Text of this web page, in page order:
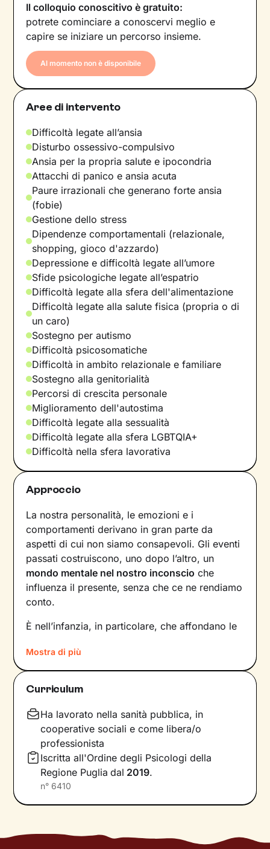
Il colloquio conoscitivo è gratuito:
potrete cominciare a conoscervi meglio e
capire se iniziare un percorso insieme.
Al momento non è disponibile
Aree di intervento
Difficoltà legate all’ansia
Disturbo ossessivo-compulsivo
Ansia per la propria salute e ipocondria
Attacchi di panico e ansia acuta
Paure irrazionali che generano forte ansia
(fobie)
Gestione dello stress
Dipendenze comportamentali (relazionale,
shopping, gioco d'azzardo)
Depressione e difficoltà legate all’umore
Sfide psicologiche legate all’espatrio
Difficoltà legate alla sfera dell'alimentazione
Difficoltà legate alla salute fisica (propria o di
un caro)
Sostegno per autismo
Difficoltà psicosomatiche
Difficoltà in ambito relazionale e familiare
Sostegno alla genitorialità
Percorsi di crescita personale
Miglioramento dell'autostima
Difficoltà legate alla sessualità
Difficoltà legate alla sfera LGBTQIA+
Difficoltà nella sfera lavorativa
Approccio
La nostra personalità, le emozioni e i
comportamenti derivano in gran parte da
aspetti di cui non siamo consapevoli. Gli eventi
passati costruiscono, uno dopo l’altro, un
mondo mentale nel nostro inconscio che
influenza il presente, senza che ce ne rendiamo
conto.
È nell’infanzia, in particolare, che affondano le
e agire: leesperienze vissute in famiglia
infatti, vengono apprese, memorizzate e
riproposte nelle relazioni successive.
che in età adulta si attivano in maniera
automatica - è la chiave per innescare il
cambiamento.
Conoscere noi stessi significa portare alla luce
ciò che per tanto tempo è rimasto dietro le
consapevolezza è il primo passo necessario
con maggiore serenità.
Mostra di più
Curriculum
Ha lavorato nella sanità pubblica, in
cooperative sociali e come libera/o
professionista
Iscritta all'Ordine degli Psicologi della
Regione Puglia dal 2019.
n° 6410